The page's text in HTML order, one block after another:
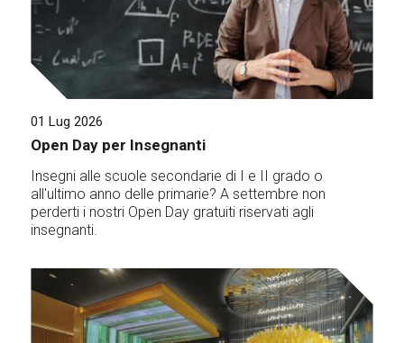
01 Lug 2026
Open Day per Insegnanti
Insegni alle scuole secondarie di I e II grado o
all'ultimo anno delle primarie? A settembre non
perderti i nostri Open Day gratuiti riservati agli
insegnanti.